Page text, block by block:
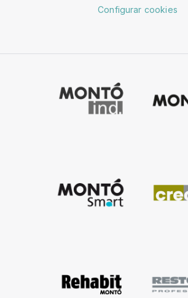
Configurar cookies